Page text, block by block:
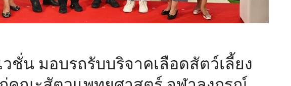
ชั่น มอบรถรับบริจาคเลือดสัตว์เลี้ยง